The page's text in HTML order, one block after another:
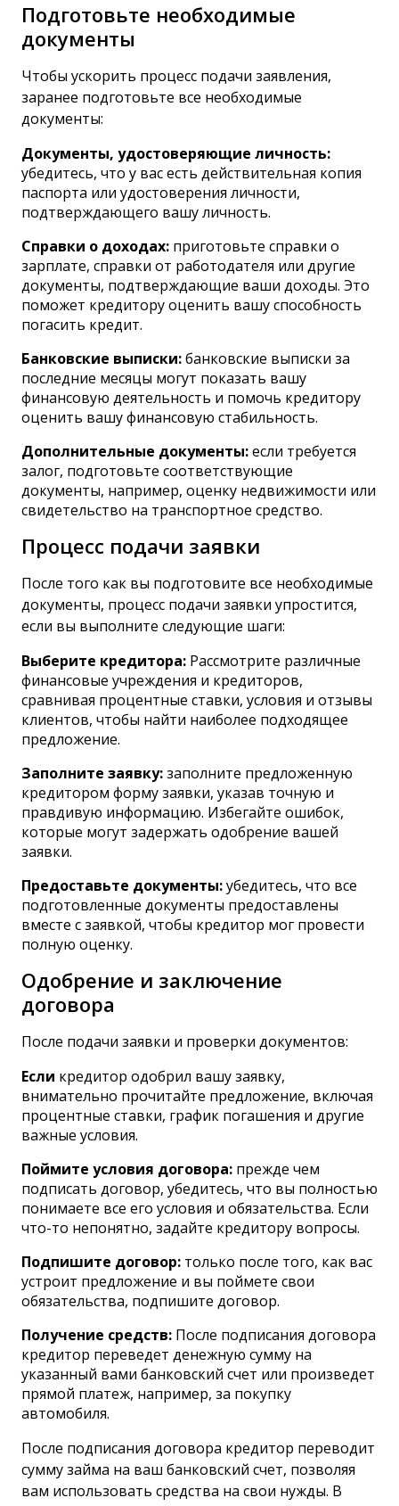
Подготовьте необходимые
документы
Чтобы ускорить процесс подачи заявления,
заранее подготовьте все необходимые
документы:
Документы, удостоверяющие личность:
убедитесь, что у вас есть действительная копия
паспорта или удостоверения личности,
подтверждающего вашу личность.
Справки о доходах: приготовьте справки о
зарплате, справки от работодателя или другие
документы, подтверждающие ваши доходы. Это
поможет кредитору оценить вашу способность
погасить кредит.
Банковские выписки:банковские выписки за
последние месяцы могут показать вашу
финансовую деятельность и помочь кредитору
оценить вашу финансовую стабильность.
Дополнительные документы:если требуется
залог, подготовьте соответствующие
документы, например, оценку недвижимости или
свидетельство на транспортное средство.
Процесс подачи заявки
После того как вы подготовите все необходимые
документы, процесс подачи заявки упростится,
если вы выполните следующие шаги:
Выберите кредитора: Рассмотрите различные
финансовые учреждения и кредиторов,
сравнивая процентные ставки, условия и отзывы
клиентов, чтобы найти наиболее подходящее
предложение.
Заполните заявку:заполните предложенную
кредитором форму заявки, указав точную и
правдивую информацию. Избегайте ошибок,
которые могут задержать одобрение вашей
заявки.
Предоставьте документы:убедитесь, что все
подготовленные документы предоставлены
вместе с заявкой, чтобы кредитор мог провести
полную оценку.
Одобрение и заключение
договора
После подачи заявки и проверки документов:
Если кредитор одобрил вашу заявку,
внимательно прочитайте предложение, включая
процентные ставки, график погашения и другие
важные условия.
Поймите условия договора: прежде чем
подписать договор, убедитесь, что вы полностью
понимаете все его условия и обязательства. Если
что-то непонятно, задайте кредитору вопросы.
Подпишите договор: только после того, как вас
устроит предложение и вы поймете свои
обязательства, подпишите договор.
Получение средств: После подписания договора
кредитор переведет денежную сумму на
указанный вами банковский счет или произведет
прямой платеж, например, за покупку
автомобиля.
После подписания договора кредитор переводит
сумму займа на ваш банковский счет, позволяя
вам использовать средства на свои нужды. В